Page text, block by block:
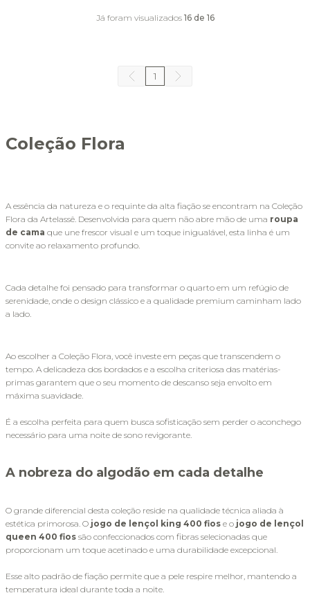
Já foram visualizados 16de 16
1
Coleção Flora
A essência da natureza e o requinte da alta fiação se encontram na Coleção
Flora da Artelassê. Desenvolvida para quem não abre mão de uma roupa
de cama que une frescor visual e um toque inigualável, esta linha é um
convite ao relaxamento profundo.
Cada detalhe foi pensado para transformar o quarto em um refúgio de
serenidade, onde o design clássico e a qualidade premium caminham lado
a lado.
Ao escolher a Coleção Flora, você investe em peças que transcendem o
tempo. A delicadeza dos bordados e a escolha criteriosa das matérias-
primas garantem que o seu momento de descanso seja envolto em
máxima suavidade.
É a escolha perfeita para quem busca sofisticação sem perder o aconchego
necessário para uma noite de sono revigorante.
A nobreza do algodão em cada detalhe
O grande diferencial desta coleção reside na qualidade técnica aliada à
estética primorosa. O jogo de lençol king 400 fios e o jogo de lençol
queen 400 fios são confeccionados com fibras selecionadas que
proporcionam um toque acetinado e uma durabilidade excepcional.
Esse alto padrão de fiação permite que a pele respire melhor, mantendo a
temperatura ideal durante toda a noite.